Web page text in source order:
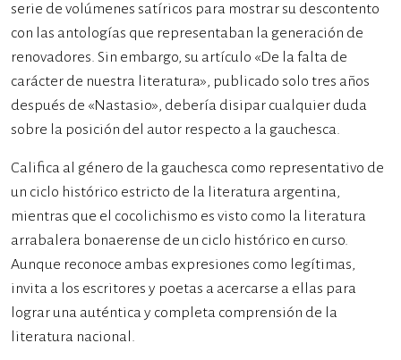
serie de volúmenes satíricos para mostrar su descontento
con las antologías que representaban la generación de
renovadores. Sin embargo, su artículo «De la falta de
carácter de nuestra literatura», publicado solo tres años
después de «Nastasio», debería disipar cualquier duda
sobre la posición del autor respecto a la gauchesca.
Califica al género de la gauchesca como representativo de
un ciclo histórico estricto de la literatura argentina,
mientras que el cocolichismo es visto como la literatura
arrabalera bonaerense de un ciclo histórico en curso.
Aunque reconoce ambas expresiones como legítimas,
invita a los escritores y poetas a acercarse a ellas para
lograr una auténtica y completa comprensión de la
literatura nacional.